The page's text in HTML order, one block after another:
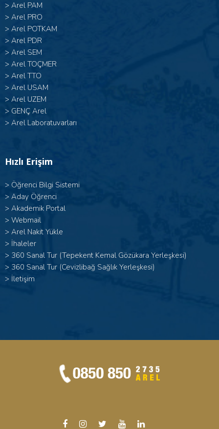
> Arel PAM
> Arel PRO
> Arel POTKAM
> Arel PDR
> Arel SEM
> Arel TOÇMER
> Arel TTO
> Arel USAM
> Arel UZEM
> GENÇ Arel
> Arel Laboratuvarları
Hızlı Erişim
> Öğrenci Bilgi Sistemi
> Aday Öğrenci
> Akademik Portal
> Webmail
> Arel Nakit Yükle
> İhaleler
> 360 Sanal Tur (Tepekent Kemal Gözükara Yerleşkesi)
> 360 Sanal Tur (Cevizlibağ Sağlık Yerleşkesi)
> İletişim